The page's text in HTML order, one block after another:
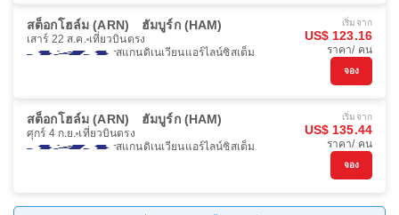
สต็อกโฮล์ม (ARN) ฮัมบูร์ก (HAM)
เสาร์ 22 ส.ค. เที่ยวบินตรง
สแกนดิเนเวียนแอร์ไลน์ซิสเต็ม
เริ่มจาก
US$ 123.16
ราคา/ คน
จอง
สต็อกโฮล์ม (ARN) ฮัมบูร์ก (HAM)
ศุกร์ 4 ก.ย. เที่ยวบินตรง
สแกนดิเนเวียนแอร์ไลน์ซิสเต็ม
เริ่มจาก
US$ 135.44
ราคา/ คน
จอง